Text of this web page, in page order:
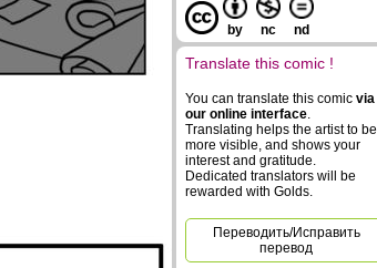
by nc nd
Translate this comic !
You can translate this comic via
our online interface.
Translating helps the artist to be
more visible, and shows your
interest and gratitude.
Dedicated translators will be
rewarded with Golds.
Переводить/Исправить
перевод